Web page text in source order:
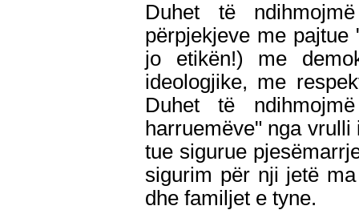
Duhet të
përpjekjeve me
jo etikën!) me
ideologjike, me
Duhet të
harruemëve" nga
tue sigurue
sigurim për nji jetë
dhe familjet e tyne.